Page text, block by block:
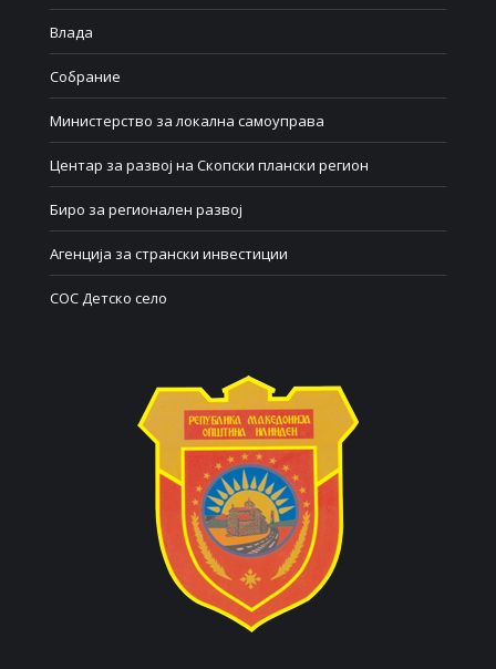
Влада
Собрание
Министерство за локална самоуправа
Центар за развој на Скопски плански регион
Биро за регионален развој
Агенција за странски инвестиции
СОС Детско село